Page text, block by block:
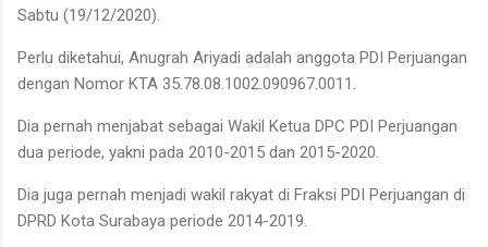
Sabtu (19/12/2020).
Perlu diketahui, Anugrah Ariyadi adalah anggota PDI Perjuangan
dengan Nomor KTA 35.78.08.1002.090967.0011.
Dia pernah menjabat sebagai Wakil Ketua DPC PDI Perjuangan
dua periode, yakni pada 2010-2015 dan 2015-2020.
Dia juga pernah menjadi wakil rakyat di Fraksi PDI Perjuangan di
DPRD Kota Surabaya periode 2014-2019.